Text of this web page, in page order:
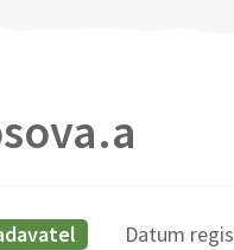
Datum